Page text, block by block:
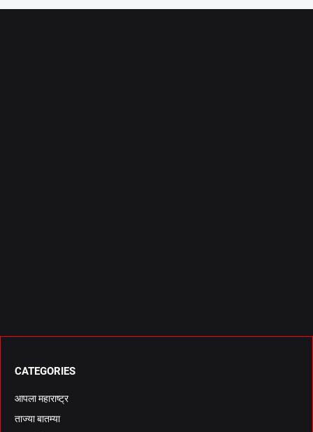
CATEGORIES
आपला महाराष्ट्र
ताज्या बातम्या